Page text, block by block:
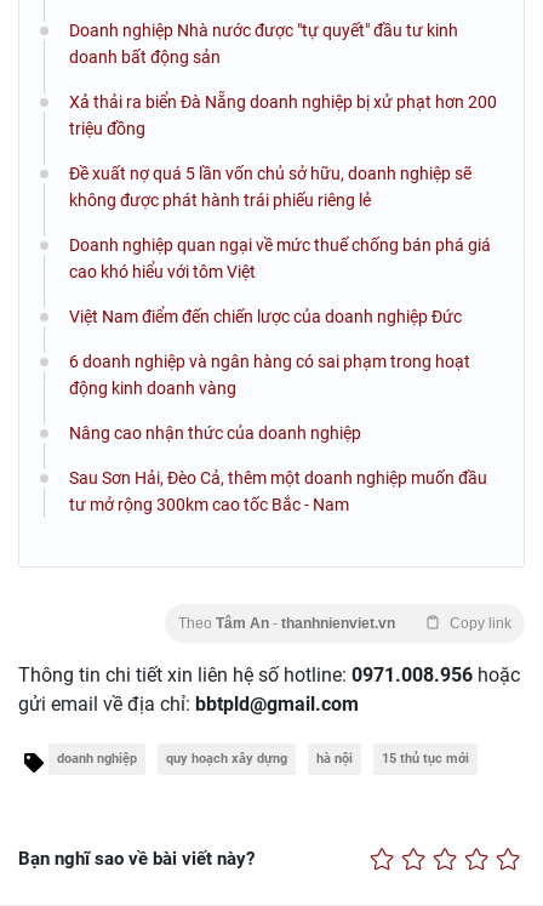
Doanh nghiệp Nhà nước được "tự quyết" đầu tư kinh
doanh bất động sản
Xả thải ra biển Đà Nẵng doanh nghiệp bị xử phạt hơn 200
triệu đồng
Đề xuất nợ quá 5 lần vốn chủ sở hữu, doanh nghiệp sẽ
không được phát hành trái phiếu riêng lẻ
Doanh nghiệp quan ngại về mức thuế chống bán phá giá
cao khó hiểu với tôm Việt
Việt Nam điểm đến chiến lược của doanh nghiệp Đức
6 doanh nghiệp và ngân hàng có sai phạm trong hoạt
động kinh doanh vàng
Nâng cao nhận thức của doanh nghiệp
Sau Sơn Hải, Đèo Cả, thêm một doanh nghiệp muốn đầu
tư mở rộng 300km cao tốc Bắc - Nam
Theo Tâm An - thanhnienviet.vn Copy link
Thông tin chi tiết xin liên hệ số hotline: 0971.008.956 hoặc
gửi email về địa chỉ: bbtpld@gmail.com
doanh nghiệp quy hoạch xây dựng hà nội 15 thủ tục mới
Bạn nghĩ sao về bài viết này?